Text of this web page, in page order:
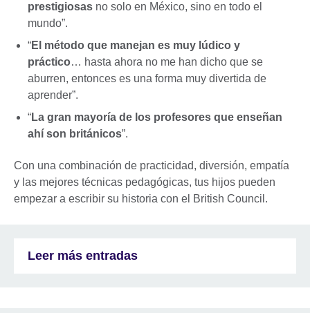
prestigiosas no solo en México, sino en todo el
mundo”.
“El método que manejan es muy lúdico y
práctico… hasta ahora no me han dicho que se
aburren, entonces es una forma muy divertida de
aprender”.
“La gran mayoría de los profesores que enseñan
ahí son británicos”.
Con una combinación de practicidad, diversión, empatía
y las mejores técnicas pedagógicas, tus hijos pueden
empezar a escribir su historia con el British Council.
Leer más entradas